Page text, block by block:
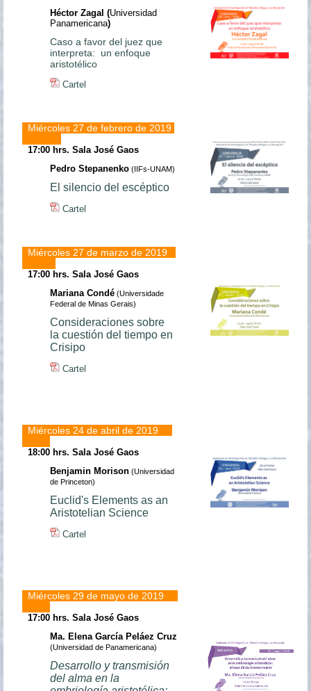
Héctor Zagal (Universidad
Panamericana)
Caso a favor del juez que
interpreta: un enfoque
aristotélico
Cartel
Miércoles 27 de febrero de 2019
17:00 hrs. Sala José Gaos
Pedro Stepanenko (IIFs-UNAM)
El silencio del escéptico
Cartel
Miércoles 27 de marzo de 2019
17:00 hrs. Sala José Gaos
Mariana Condé (Universidade
Federal de Minas Gerais)
Consideraciones sobre
la cuestión del tiempo en
Crisipo
Cartel
Miércoles 24 de abril de 2019
18:00 hrs. Sala José Gaos
Benjamin Morison (Universidad
de Princeton)
Euclid's Elements as an
Aristotelian Science
Cartel
Miércoles 29 de mayo de 2019
17:00 hrs. Sala José Gaos
Ma. Elena García Peláez Cruz
(Universidad de Panamericana)
Desarrollo y transmisión
del alma en la